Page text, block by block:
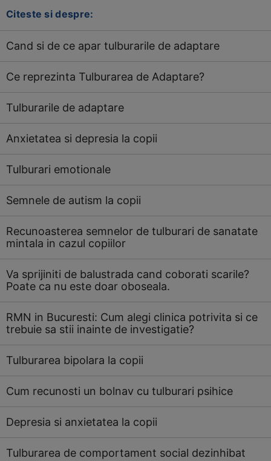
Citeste si despre:
Cand si de ce apar tulburarile de adaptare
Ce reprezinta Tulburarea de Adaptare?
Tulburarile de adaptare
Anxietatea si depresia la copii
Tulburari emotionale
Semnele de autism la copii
Recunoasterea semnelor de tulburari de sanatate
mintala in cazul copiilor
Va sprijiniti de balustrada cand coborati scarile?
Poate ca nu este doar oboseala.
RMN in Bucuresti: Cum alegi clinica potrivita si ce
trebuie sa stii inainte de investigatie?
Tulburarea bipolara la copii
Cum recunosti un bolnav cu tulburari psihice
Depresia si anxietatea la copii
Tulburarea de comportament social dezinhibat